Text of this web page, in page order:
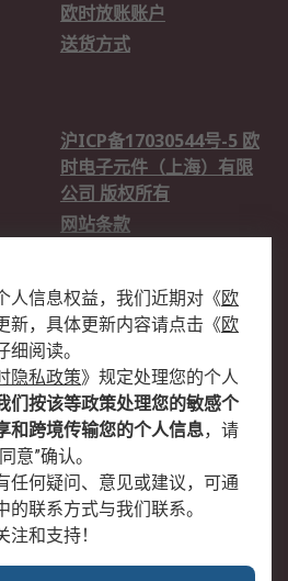
欧时放账账户
送货方式
沪ICP备17030544号-5 欧
时电子元件（上海）有限
公司 版权所有
网站条款
账户和付款
全球办事处
新闻中心
人信息权益，我们近期对 《欧
新，具体更新内容请点击 《欧
细阅读。
隐私政策》 规定处理您的个人
们按该等政策处理您的敏感个
和跨境传输您的个人信息，请
意”确认。
任何疑问、意见或建议，可通
的联系方式与我们联系。
和支持！